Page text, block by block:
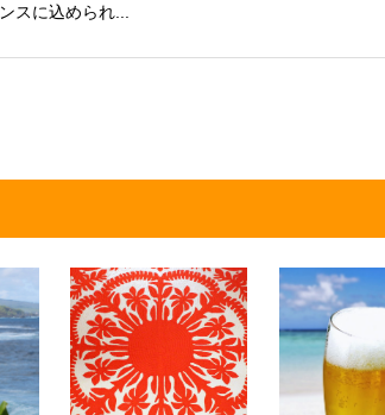
ンスに込められ...